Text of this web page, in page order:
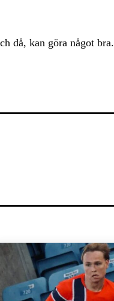
då, kan göra något bra.